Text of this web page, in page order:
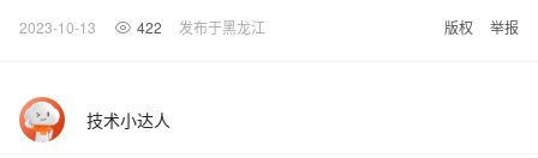
2023-10-13 422 发布于黑龙江 版权 举报
技术小达人